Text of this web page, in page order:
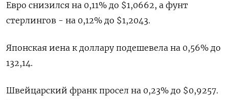
Евро снизился на 0,11% до $1,0662​, а фунт
стерлингов - на 0,12% до $1,2043​.
Японская иена к доллару подешевела на 0,56%​ до
132,14.
Швейцарский франк просел на 0,23% до $0,9257​.